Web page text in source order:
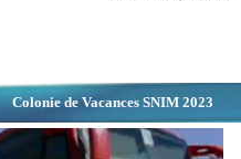
Colonie de Vacances SNIM 2023